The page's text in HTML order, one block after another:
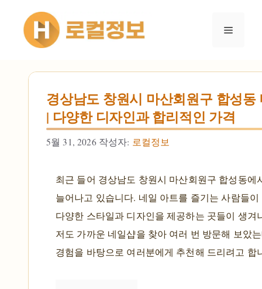
건너뛰기
메뉴
경상남도 창원시 마산회원구 합성동
| 다양한 디자인과 합리적인 가격
5월 31, 2026 작성자: 로컬정보
최근 들어 경상남도 창원시 마산회원구 합성동에
늘어나고 있습니다. 네일 아트를 즐기는 사람들
다양한 스타일과 디자인을 제공하는 곳들이 생겨
저도 가까운 네일샵을 찾아 여러 번 방문해 보았
경험을 바탕으로 여러분에게 추천해 드리려고 합